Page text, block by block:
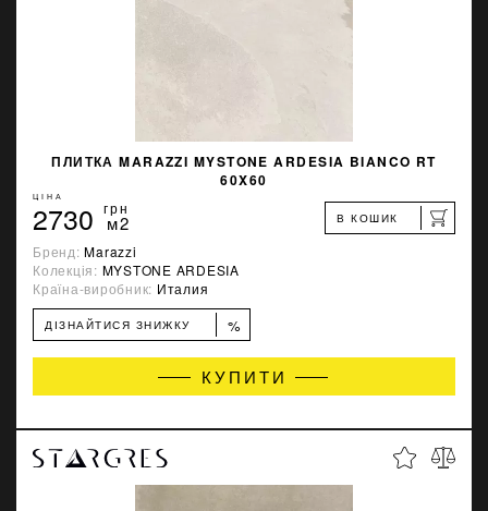
ПЛИТКА MARAZZI MYSTONE ARDESIA BIANCO RT
60X60
ЦІНА
2730 грн
м2 В КОШИК
Бренд:Marazzi
Колекція: MYSTONE ARDESIA
Країна-виробник: Италия
ДІЗНАЙТИСЯ ЗНИЖКУ %
КУПИТИ